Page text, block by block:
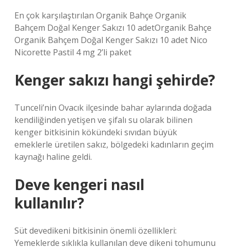
En çok karşılaştırılan Organik Bahçe Organik
Bahçem Doğal Kenger Sakızı 10 adetOrganik Bahçe
Organik Bahçem Doğal Kenger Sakızı 10 adet Nico
Nicorette Pastil 4 mg 2’li paket
Kenger sakızı hangi şehirde?
Tunceli’nin Ovacık ilçesinde bahar aylarında doğada
kendiliğinden yetişen ve şifalı su olarak bilinen
kenger bitkisinin kökündeki sıvıdan büyük
emeklerle üretilen sakız, bölgedeki kadınların geçim
kaynağı haline geldi.
Deve kengeri nasıl
kullanılır?
Süt devedikeni bitkisinin önemli özellikleri:
Yemeklerde sıklıkla kullanılan deve dikeni tohumunu